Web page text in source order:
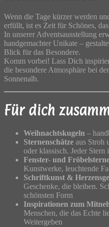
Wenn die Tage kürzer werden
erfüllt, ist es Zeit für Schönes,
In unserer Adventsausstellung
handgemachter Unikate –
Blick für das Besondere.
Komm vorbei! Lass Dich
die besondere Atmosphäre bei
Sonnenalb.
Für dich
Weihnachtskugeln –
Sternenschätze aus Stroh
oder klassisch. Jeder
Fenster- und
Kunstwerke, leuchtende
Schriftkunst &
Geschenke, die bleiben.
schönsten Form
Inspirationen zum
Menschen, die das Echte
Weitergeben